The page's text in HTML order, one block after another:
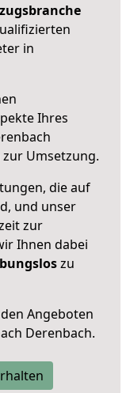
in
Ihres
Umsetzung.
die auf
und unser
zur
Ihnen dabei
zu
Angeboten
Derenbach.